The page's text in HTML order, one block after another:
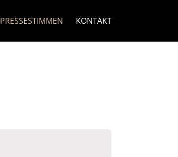
PRESSESTIMMEN KONTAKT